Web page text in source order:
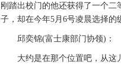
刚踏出校门的他还获得了一个
子，却在今年5月6号凌晨选择的
邱奕锦(富士康部门协领)：
大约是在那个位置吧，从这儿